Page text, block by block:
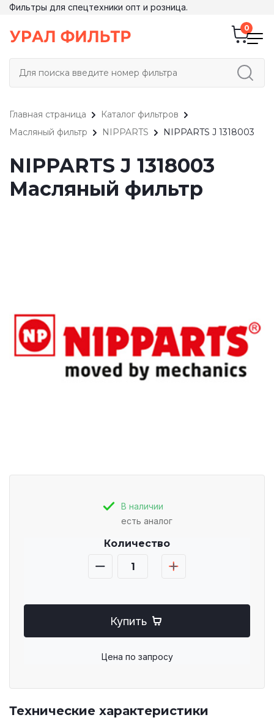
Фильтры для спецтехники опт и розница.
Главная страница
Каталог фильтров
Масляный фильтр
NIPPARTS NIPPARTS J 1318003
NIPPARTS J 1318003
Масляный фильтр
В наличии
есть аналог
Количество
Купить
Цена по запросу
Технические характеристики